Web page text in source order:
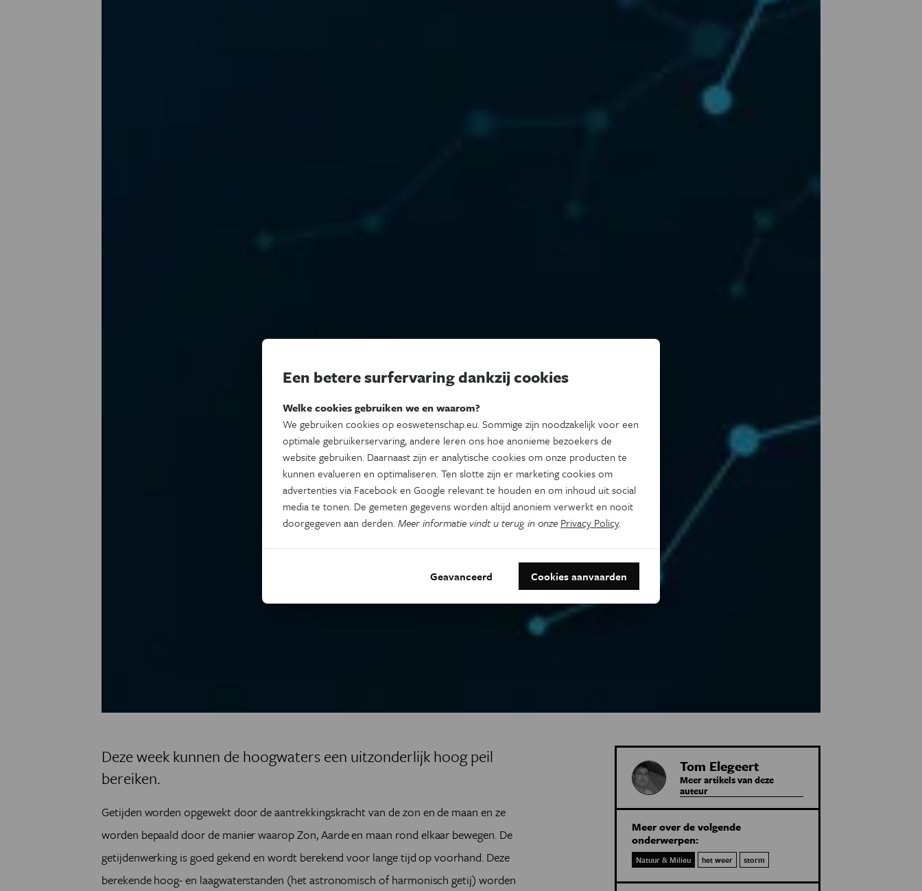
Deze week kunnen de hoogwaters een uitzonderlijk hoog peil
bereiken.
Getijden worden opgewekt door de aantrekkingskracht van de zon en de maan en ze
worden bepaald door de manier waarop Zon, Aarde en maan rond elkaar bewegen. De
getijdenwerking is goed gekend en wordt berekend voor lange tijd op voorhand. Deze
berekende hoog- en laagwaterstanden (het astronomisch of harmonisch getij) worden
Tom Elegeert
Meer artikels van deze
auteur
Meer over de volgende
onderwerpen:
Natuur & Milieu het weer storm
Een betere surfervaring dankzij cookies
Welke cookies gebruiken we en waarom?
We gebruiken cookies op eoswetenschap.eu. Sommige zijn noodzakelijk voor een
optimale gebruikerservaring, andere leren ons hoe anonieme bezoekers de
website gebruiken. Daarnaast zijn er analytische cookies om onze producten te
kunnen evalueren en optimaliseren. Ten slotte zijn er marketing cookies om
advertenties via Facebook en Google relevant te houden en om inhoud uit social
media te tonen. De gemeten gegevens worden altijd anoniem verwerkt en nooit
doorgegeven aan derden.Meer informatie vindt u terug in onze Privacy Policy.
Geavanceerd Cookies aanvaarden